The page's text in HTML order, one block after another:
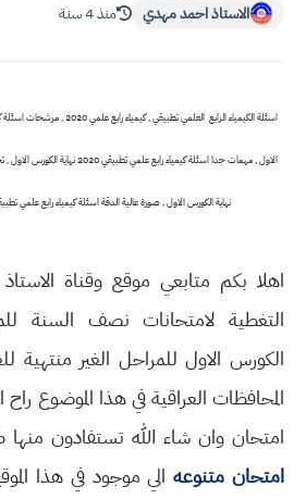
الاستاذ احمد مهدي منذ 4 سنة
نهاية الكورس الاول , صورة عالية الدقة اسئلة كيمياء رابع علمي تطبيقي 2020 نهاية الكورس
اهلا بكم متابعي موقع وقناة
التغطية لامتحانات نصف السنة
الكورس الاول للمراحل الغير منتهية
المحافظات العراقية في هذا الموضوع
امتحان وان شاء الله تستفادون
امتحان متنوعهالي موجود في هذا